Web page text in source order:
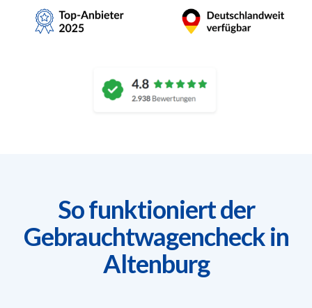
So funktioniert der
Gebrauchtwagencheck in
Altenburg